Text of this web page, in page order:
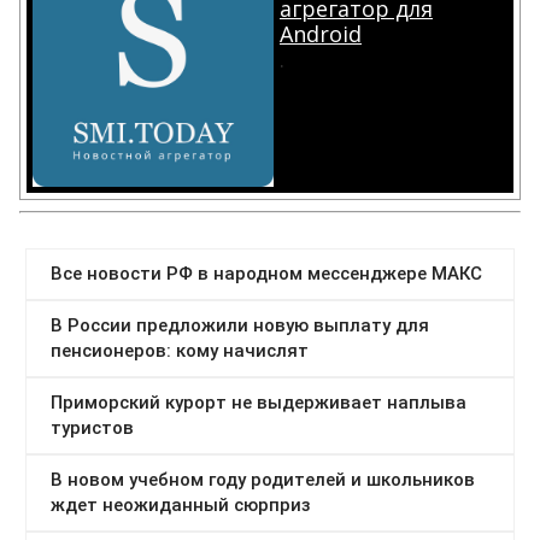
агрегатор для
Android
.